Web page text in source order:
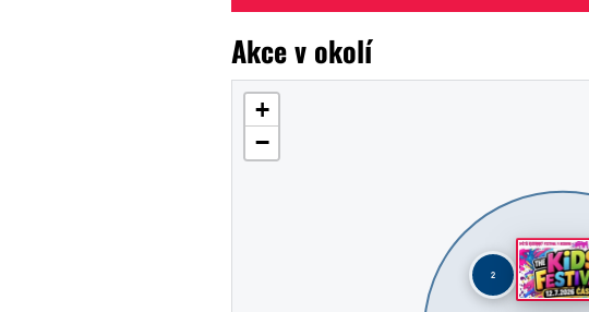
Akce v okolí
2
+
−